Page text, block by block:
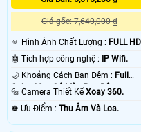
Giá gốc: 7,640,000 ₫
🔅 Hình Ành Chất Lượng : FULL HD
1080P .
🤖️ Tích hợp công nghệ : IP Wifi.
🌙 Khoảng Cách Ban Đêm : Full
Color 30m Có Màu Ban Ðêm.
🔩 Camera Thiết KếXoay 360.
️♚ Ưu Điểm : Thu Âm Và Loa.